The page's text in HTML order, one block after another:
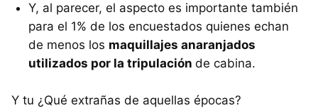
Y, al parecer, el aspecto es importante también
para el 1% de los encuestados quienes echan
de menos los maquillajes anaranjados
utilizados por la tripulación de cabina.
Y tu ¿Qué extrañas de aquellas épocas?